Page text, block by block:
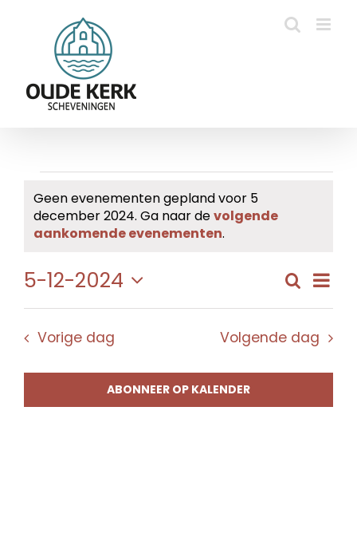
Evenementen
in
5
december
2024
Bericht
Geen evenementen gepland voor 5
december 2024. Ga naar devolgende
aankomende evenementen.
en
Zoeken
Dag
5-12-2024
Selecteer
datum.
Vorige dag Volgende dag
ABONNEER OP KALENDER